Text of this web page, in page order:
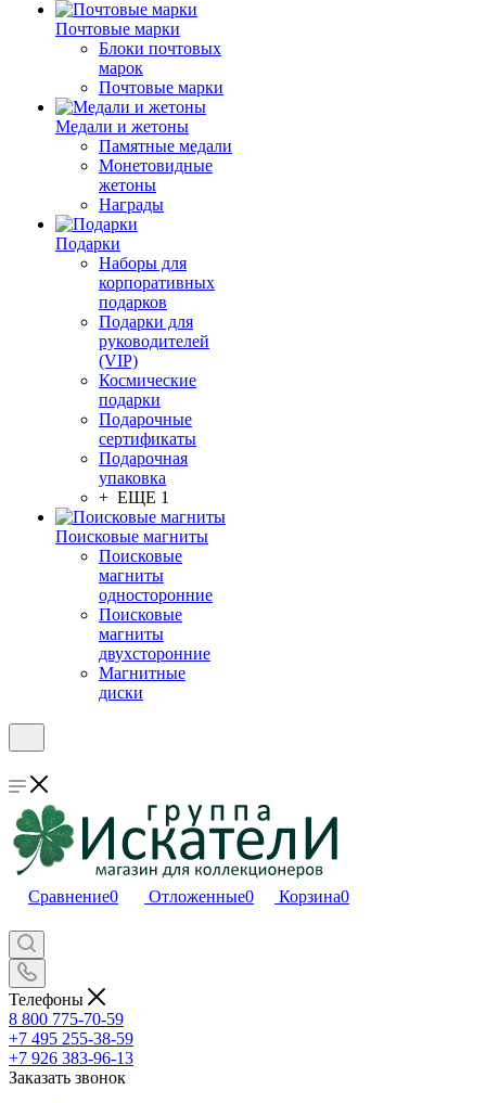
Почтовые марки
Блоки почтовых
марок
Почтовые марки
Медали и жетоны
Памятные медали
Монетовидные
жетоны
Награды
Подарки
Наборы для
корпоративных
подарков
Подарки для
руководителей
(VIP)
Космические
подарки
Подарочные
сертификаты
Подарочная
упаковка
+ ЕЩЕ 1
Поисковые магниты
Поисковые
магниты
односторонние
Поисковые
магниты
двухсторонние
Магнитные
диски
Сравнение0 Отложенные0 Корзина0
Телефоны
8 800 775-70-59
+7 495 255-38-59
+7 926 383-96-13
Заказать звонок